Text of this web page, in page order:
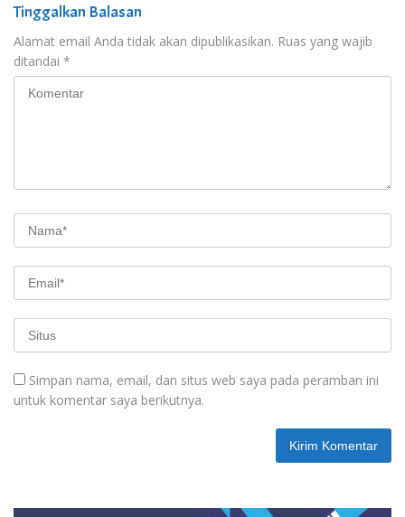
Tinggalkan Balasan
Alamat email Anda tidak akan dipublikasikan. Ruas yang wajib
ditandai *
Simpan nama, email, dan situs web saya pada peramban ini
untuk komentar saya berikutnya.